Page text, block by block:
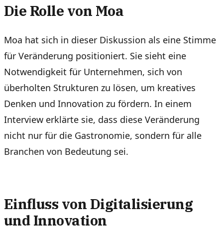
Die Rolle von Moa
Moa hat sich in dieser Diskussion als eine Stimme
für Veränderung positioniert. Sie sieht eine
Notwendigkeit für Unternehmen, sich von
überholten Strukturen zu lösen, um kreatives
Denken und Innovation zu fördern. In einem
Interview erklärte sie, dass diese Veränderung
nicht nur für die Gastronomie, sondern für alle
Branchen von Bedeutung sei.
Einfluss von Digitalisierung
und Innovation